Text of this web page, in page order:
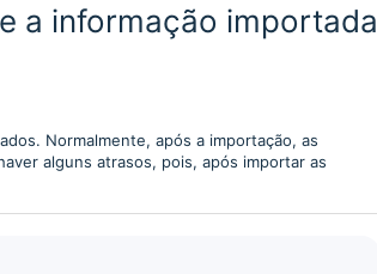
a informação importada
Normalmente, após a importação, as
alguns atrasos, pois, após importar as